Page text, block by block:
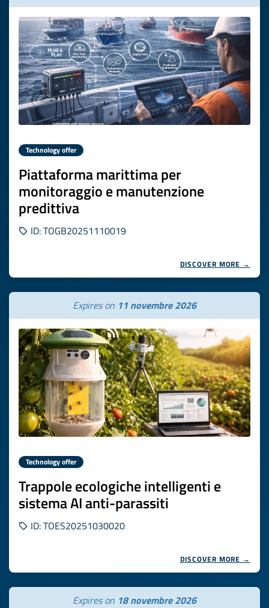
Technology offer
Piattaforma marittima per
monitoraggio e manutenzione
predittiva
ID: TOGB20251110019
DISCOVER MORE →
Expires on 11 novembre 2026
Technology offer
Trappole ecologiche intelligenti e
sistema AI anti-parassiti
ID: TOES20251030020
DISCOVER MORE →
Expires on 18 novembre 2026